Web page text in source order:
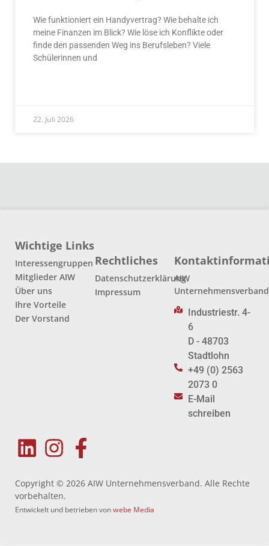
Wie funktioniert ein Handyvertrag? Wie behalte ich
meine Finanzen im Blick? Wie löse ich Konflikte oder
finde den passenden Weg ins Berufsleben? Viele
Schülerinnen und
22. Juli 2026
Wichtige Links
Interessengruppen
Mitglieder AIW
Über uns
Ihre Vorteile
Der Vorstand
Rechtliches
Datenschutzerklärung
Impressum
AIW
Unternehmensverband
Industriestr. 4-
6
D - 48703
Stadtlohn
+49 (0) 2563
2073 0
E-Mail
schreiben
Copyright © 2026 AIW Unternehmensverband. Alle Rechte
vorbehalten.
Entwickelt und betrieben vonwebe Media